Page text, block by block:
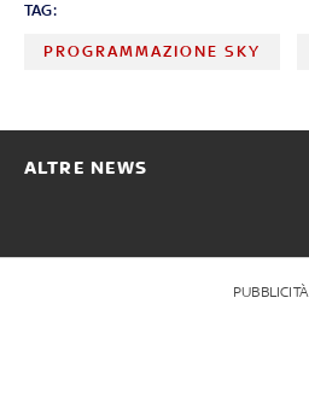
TAG:
PROGRAMMAZIONE SKY
ALTRE NEWS
PUBBLICITÀ